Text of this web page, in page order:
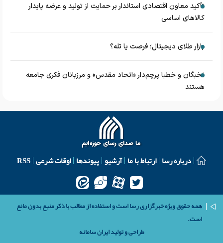
تأکید معاون اقتصادی استاندار بر حمایت از تولید و عرضه پایدار
کالاهای اساسی
بازار طلای دیجیتال؛ فرصت یا تله؟
نخبگان و خطبا پرچم‌دار «اتحاد مقدس» و مرزبانان فکری جامعه
هستند
درباره رسا ارتباط با ما آرشیو پیوندها اوقات شرعی RSS
همه حقوق ویژه خبرگزاری رسا است و استفاده از مطالب با ذکر منبع بدون مانع
است.
طراحی و تولیدایران سامانه